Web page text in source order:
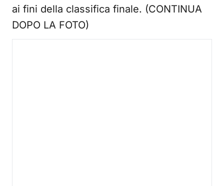
ai fini della classifica finale. (CONTINUA
DOPO LA FOTO)